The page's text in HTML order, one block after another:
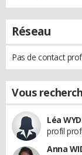
Réseau
Pas de contact
Vous
Léa
profil
Anna